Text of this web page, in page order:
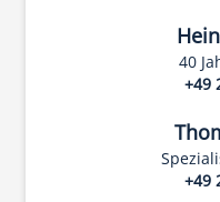
40
+49
+49